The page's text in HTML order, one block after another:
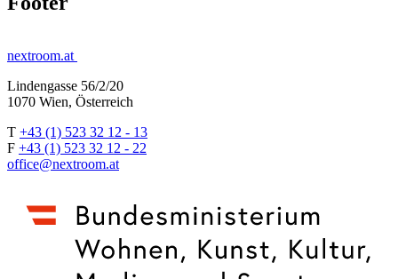
nextroom.at
Lindengasse 56/2/20
1070 Wien, Österreich
T +43 (1) 523 32 12 - 13
F +43 (1) 523 32 12 - 22
office@nextroom.at